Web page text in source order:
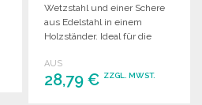
Wetzstahl und einer Schere
aus Edelstahl in einem
Holzständer. Ideal für die
Haushalt.
AUS
28,79 € ZZGL. MWST.